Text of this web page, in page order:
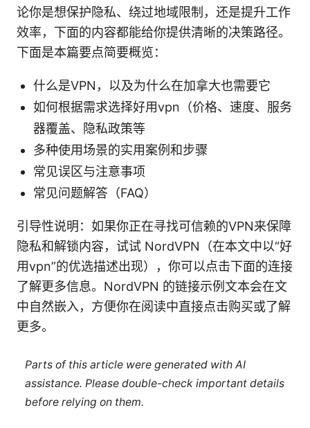
论你是想保护隐私、绕过地域限制，还是提升工作
效率，下面的内容都能给你提供清晰的决策路径。
下面是本篇要点简要概览：
什么是VPN，以及为什么在加拿大也需要它
如何根据需求选择好用vpn（价格、速度、服务
器覆盖、隐私政策等
多种使用场景的实用案例和步骤
常见误区与注意事项
常见问题解答（FAQ）
引导性说明：如果你正在寻找可信赖的VPN来保障
隐私和解锁内容，试试 NordVPN（在本文中以“好
用vpn”的优选描述出现），你可以点击下面的连接
了解更多信息。NordVPN 的链接示例文本会在文
中自然嵌入，方便你在阅读中直接点击购买或了解
更多。
Parts of this article were generated with AI
assistance. Please double-check important details
before relying on them.